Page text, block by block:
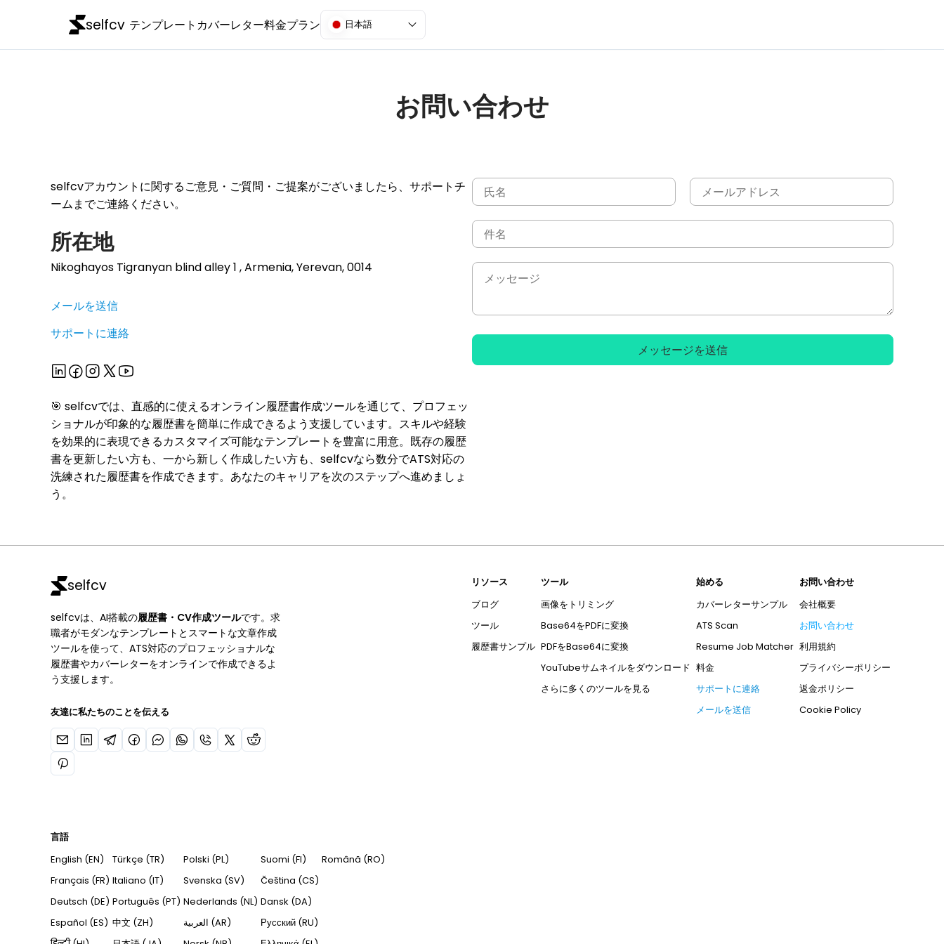
selfcv テンプレート カバーレター料金プラン 日本語
お問い合わせ
selfcvアカウントに関するご意見・ご質問・ご提案がございましたら、サポートチ
ームまでご連絡ください。
所在地
Nikoghayos Tigranyan blind alley 1 , Armenia, Yerevan, 0014
メールを送信
サポートに連絡
🎯 selfcvでは、直感的に使えるオンライン履歴書作成ツールを通じて、プロフェッ
ショナルが印象的な履歴書を簡単に作成できるよう支援しています。スキルや経験
を効果的に表現できるカスタマイズ可能なテンプレートを豊富に用意。既存の履歴
書を更新したい方も、一から新しく作成したい方も、selfcvなら数分でATS対応の
洗練された履歴書を作成できます。あなたのキャリアを次のステップへ進めましょ
う。
メッセージを送信
selfcv
selfcvは、AI搭載の履歴書・CV作成ツールです。求
職者がモダンなテンプレートとスマートな文章作成
ツールを使って、ATS対応のプロフェッショナルな
履歴書やカバーレターをオンラインで作成できるよ
う支援します。
友達に私たちのことを伝える
リソース
ブログ
ツール
履歴書サンプル
ツール
画像をトリミング
Base64をPDFに変換
PDFをBase64に変換
YouTubeサムネイルをダウンロード
さらに多くのツールを見る
始める
カバーレターサンプル
ATS Scan
Resume Job Matcher
料金
サポートに連絡
メールを送信
お問い合わせ
会社概要
お問い合わせ
利用規約
プライバシーポリシー
返金ポリシー
Cookie Policy
言語
English (EN)
Français (FR)
Deutsch (DE)
Español (ES)
Türkçe (TR)
Italiano (IT)
Português (PT)
中文 (ZH)
Polski (PL)
Svenska (SV)
Nederlands (NL)
العربية (AR)
Suomi (FI)
Čeština (CS)
Dansk (DA)
Русский (RU)
Română (RO)